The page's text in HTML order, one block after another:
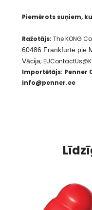
Piemērots suņiem,
Ražotājs: The KONG
60486 Frankfurte pie
Vācija;
Importētājs: Penner
info@penner.ee